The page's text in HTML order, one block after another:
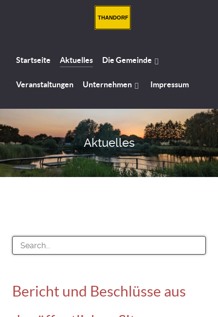
THANDORF
Startseite Aktuelles Die Gemeinde
Veranstaltungen Unternehmen Impressum
Aktuelles
Bericht und Beschlüsse aus